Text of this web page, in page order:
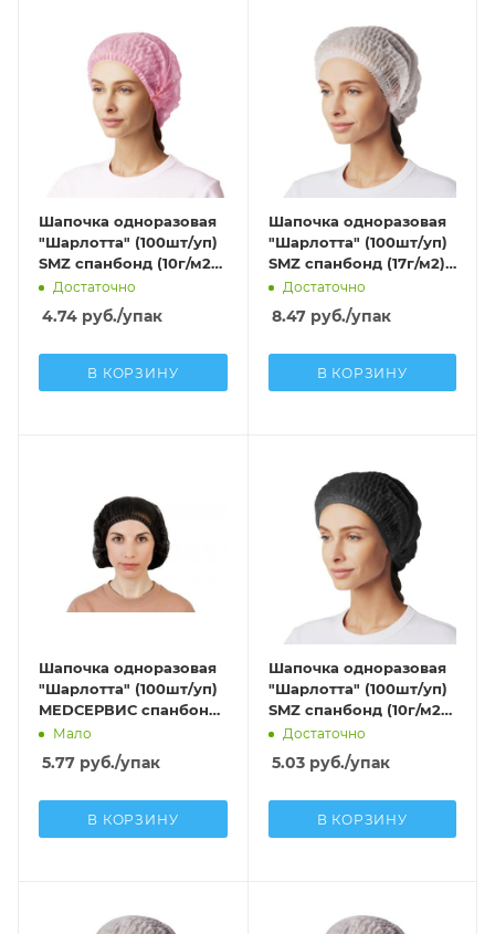
Шапочка одноразовая
"Шарлотта" (100шт/уп)
SMZ спанбонд (10г/м2)
розовый
Достаточно
4.74 руб./упак
В КОРЗИНУ
Шапочка одноразовая
"Шарлотта" (100шт/уп)
SMZ спанбонд (17г/м2)
белый
Достаточно
8.47руб./упак
В КОРЗИНУ
Шапочка одноразовая
"Шарлотта" (100шт/уп)
MEDСЕРВИС спанбонд
(15г/м2) черный
Мало
5.77 руб./упак
В КОРЗИНУ
Шапочка одноразовая
"Шарлотта" (100шт/уп)
SMZ спанбонд (10г/м2)
черный
Достаточно
5.03руб./упак
В КОРЗИНУ